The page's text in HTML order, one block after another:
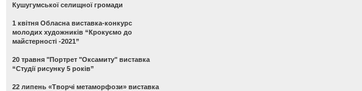
Кушугумської селищної громади
1 квітня Обласна виставка-конкурс
молодих художників “Крокуємо до
майстерності -2021”
20 травня "Портрет "Оксамиту" виставка
“Студії рисунку 5 років”
22 липень «Творчі метаморфози» виставка